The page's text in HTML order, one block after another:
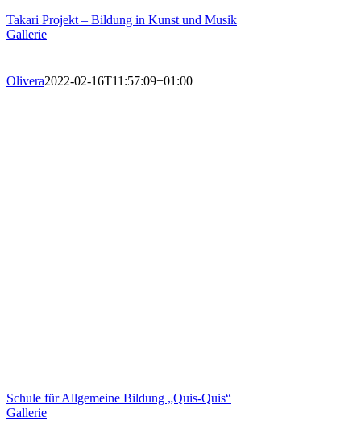
Takari Projekt – Bildung in Kunst und Musik
Gallerie
Olivera2022-02-16T11:57:09+01:00
Schule für Allgemeine Bildung „Quis-Quis“
Gallerie